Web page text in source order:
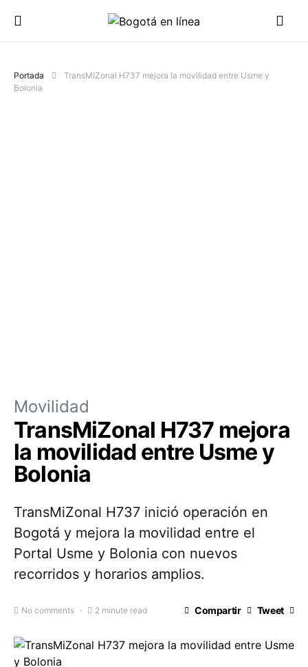
Portada
TransMiZonal H737 mejora la movilidad entre Usme y
Bolonia
Movilidad
TransMiZonal H737 mejora
la movilidad entre Usme y
Bolonia
TransMiZonal H737 inició operación en
Bogotá y mejora la movilidad entre el
Portal Usme y Bolonia con nuevos
recorridos y horarios amplios.
No comments 2 minute read Compartir Tweet